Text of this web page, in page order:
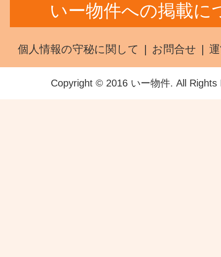
いー物件への掲載に
個人情報の守秘に関して お問合せ
Copyright © 2016 いー物件. All Rights